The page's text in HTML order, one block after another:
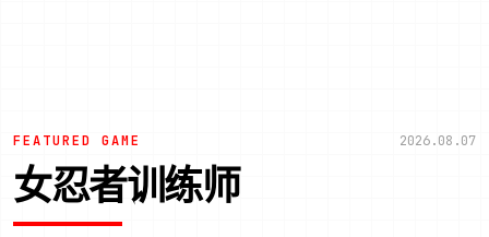
FEATURED GAME 2026.08.07
女忍者训练师